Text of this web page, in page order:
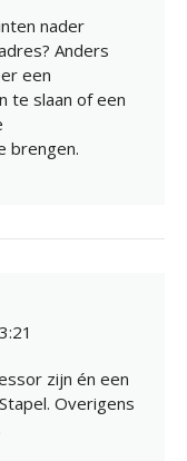
nader
Anders
een
te slaan of een
brengen.
zijn én een
Overigens